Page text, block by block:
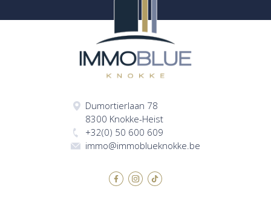
Dumortierlaan 78
8300 Knokke-Heist
+32(0) 50 600 609
immo@immoblueknokke.be